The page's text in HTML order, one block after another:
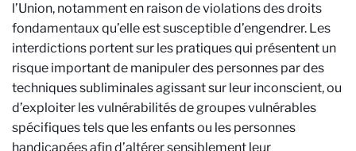
l’Union, notamment en raison de violations des droits
fondamentaux qu’elle est susceptible d’engendrer. Les
interdictions portent sur les pratiques qui présentent un
risque important de manipuler des personnes par des
techniques subliminales agissant sur leur inconscient, ou
d’exploiter les vulnérabilités de groupes vulnérables
spécifiques tels que les enfants ou les personnes
handicapées afin d’altérer sensiblement leur